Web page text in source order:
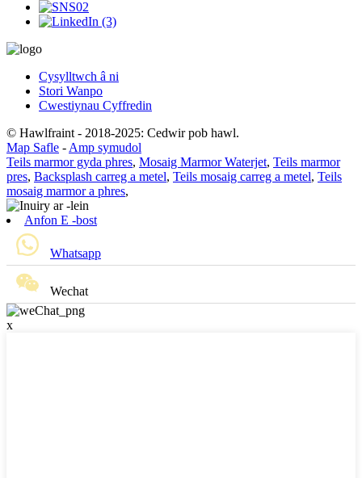
Cysylltwch â ni
Stori Wanpo
Cwestiynau Cyffredin
© Hawlfraint - 2018-2025: Cedwir pob hawl.
Map Safle -Amp symudol
Teils marmor gyda phres, Mosaig Marmor Waterjet, Teils marmor
pres, Backsplash carreg a metel, Teils mosaig carreg a metel, Teils
mosaig marmor a phres,
Anfon E -bost
Whatsapp
Wechat
x